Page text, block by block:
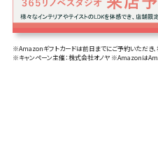
※Amazonギフトカードは前日までにご予約いただき
※キャンペーン主催：株式会社オノヤ ※Amazonは